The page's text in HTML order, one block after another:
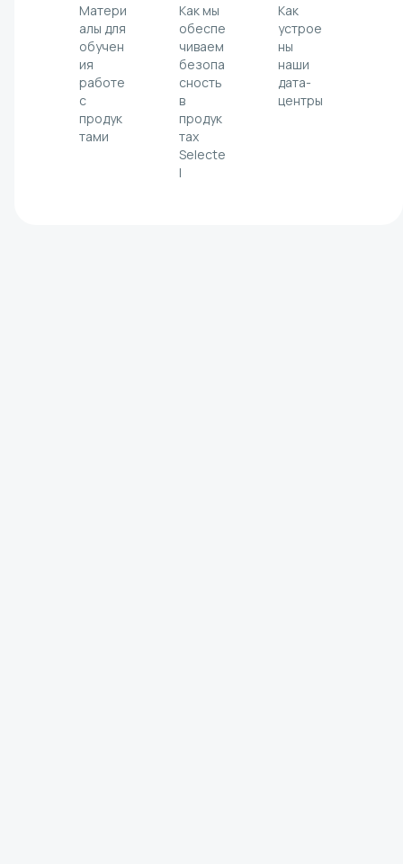
Матери
алы для
обучен
ия
работе
с
продук
тами
Как мы
обеспе
чиваем
безопа
сность
в
продук
тах
Selecte
l
Как
устрое
ны
наши
дата-
центры